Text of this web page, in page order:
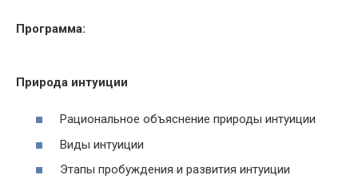
Программа:
Природа интуиции
Рациональное объяснение природы интуиции
Виды интуиции
Этапы пробуждения и развития интуиции